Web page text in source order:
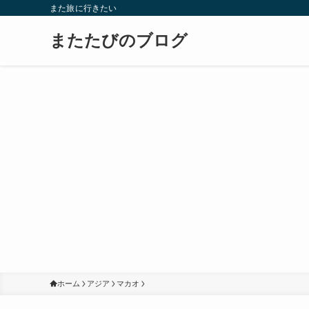
また旅に行きたい
またたびのブログ
ホーム アジア マカオ